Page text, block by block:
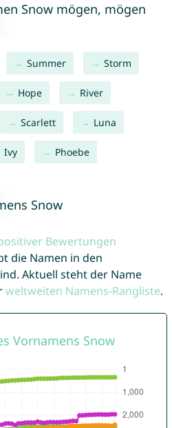
Snow mögen, mögen
Summer Storm
Hope River
Scarlett Luna
Ivy Phoebe
Snow
Bewertungen
die Namen in den
Aktuell steht der Name
weltweiten Namens-Rangliste.